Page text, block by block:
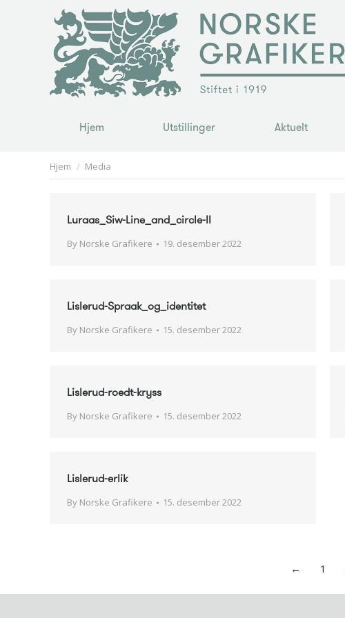
Hjem Utstillinger Aktuelt
You are here:
Hjem Media
Luraas_Siw-Line_and_circle-II
By Norske Grafikere 19. desember 2022
Lislerud-Spraak_og_identitet
By Norske Grafikere 15. desember 2022
Lislerud-roedt-kryss
By Norske Grafikere 15. desember 2022
Lislerud-erlik
By Norske Grafikere 15. desember 2022
← 1
Hjem Utstillinger Aktuelt